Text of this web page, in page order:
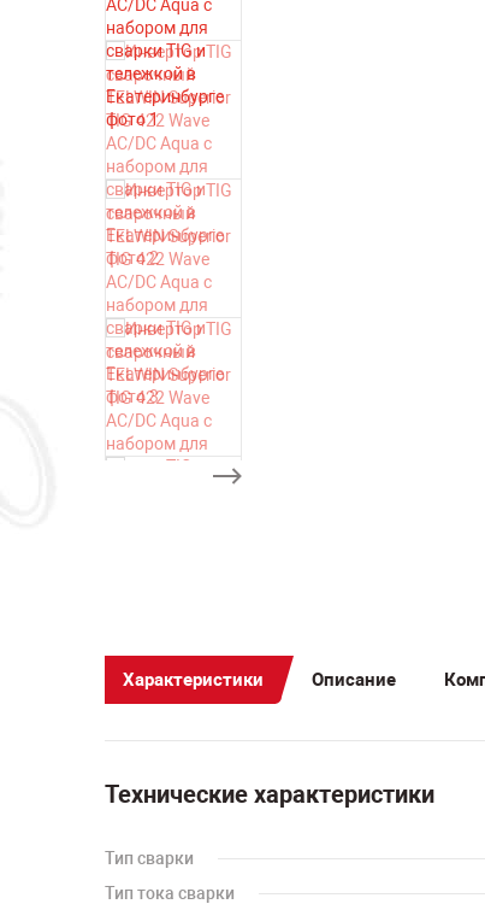
Характеристики Описание
Технические характеристики
Тип сварки
Тип тока сварки